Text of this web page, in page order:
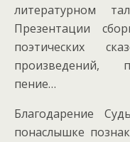
литературном
Презентации
поэтических
произведений,
пение…
Благодарение
понаслышке